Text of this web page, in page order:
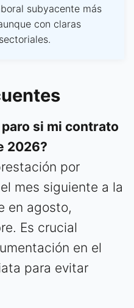
subyacente más
con claras
si mi contrato
2026?
por
mes siguiente a la
en agosto,
Es crucial
en el
para evitar